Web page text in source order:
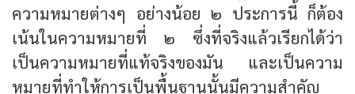
ความหมายต่างๆ อย่างน้อย ๒ ประการนี้ ก็ต้อง
เน้นในความหมายที่ ๒ ซึ่งที่จริงแล้วเรียกได้ว่า
เป็นความหมายที่แท้จริงของมัน และเป็นความ
หมายที่ทำให้การเป็นพื้นฐานนั้นมีความสำคัญ